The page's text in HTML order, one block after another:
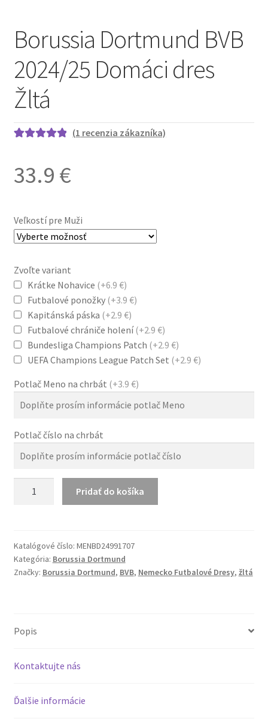
Borussia Dortmund BVB
2024/25 Domáci dres
Žltá
základe
(1 recenzia zákazníka)
33.9 €
Veľkostí pre Muži
Zvoľte variant
Krátke Nohavice (+6.9 €)
Futbalové ponožky (+3.9 €)
Kapitánská páska (+2.9 €)
Futbalové chrániče holení(+2.9 €)
Bundesliga Champions Patch (+2.9 €)
UEFA Champions League Patch Set (+2.9 €)
Potlač Meno na chrbát (+3.9 €)
Potlač číslo na chrbát
2024/25
Domáci
dres
Pridať do košíka
Katalógové číslo: MENBD24991707
Kategória: Borussia Dortmund
Značky: Borussia Dortmund, BVB, Nemecko Futbalové Dresy, žltá
Popis
Kontaktujte nás
Ďalšie informácie